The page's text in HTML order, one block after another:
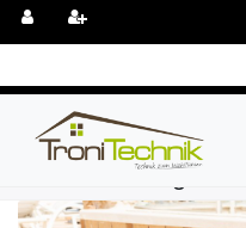
Suche nach Tag: ET